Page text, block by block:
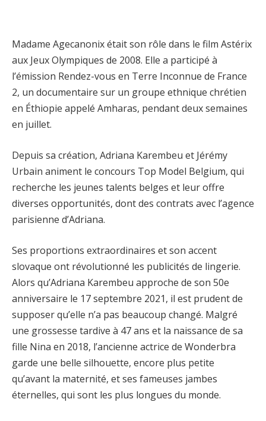
Madame Agecanonix était son rôle dans le film Astérix
aux Jeux Olympiques de 2008. Elle a participé à
l’émission Rendez-vous en Terre Inconnue de France
2, un documentaire sur un groupe ethnique chrétien
en Éthiopie appelé Amharas, pendant deux semaines
en juillet.
Depuis sa création, Adriana Karembeu et Jérémy
Urbain animent le concours Top Model Belgium, qui
recherche les jeunes talents belges et leur offre
diverses opportunités, dont des contrats avec l’agence
parisienne d’Adriana.
Ses proportions extraordinaires et son accent
slovaque ont révolutionné les publicités de lingerie.
Alors qu’Adriana Karembeu approche de son 50e
anniversaire le 17 septembre 2021, il est prudent de
supposer qu’elle n’a pas beaucoup changé. Malgré
une grossesse tardive à 47 ans et la naissance de sa
fille Nina en 2018, l’ancienne actrice de Wonderbra
garde une belle silhouette, encore plus petite
qu’avant la maternité, et ses fameuses jambes
éternelles, qui sont les plus longues du monde.